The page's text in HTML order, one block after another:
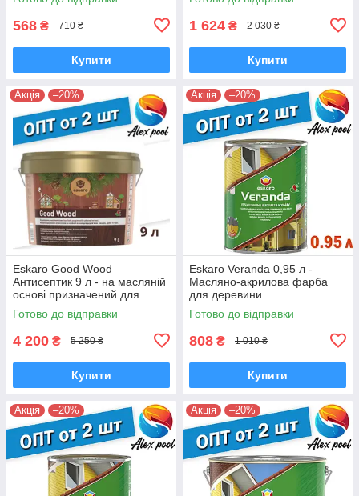
568 ₴ 710 ₴
Купити
1 624 ₴ 2 030 ₴
Купити
Акція –20%
Eskaro Good Wood
Антисептик 9 л - на масляній
основі призначений для
дерев'яних фасадів і зрубів
Готово до відправки
4 200 ₴ 5 250 ₴
Купити
Акція –20%
Eskaro Veranda 0,95 л -
Масляно-акрилова фарба
для деревини
Готово до відправки
808 ₴ 1 010 ₴
Купити
Акція –20% Акція –20%